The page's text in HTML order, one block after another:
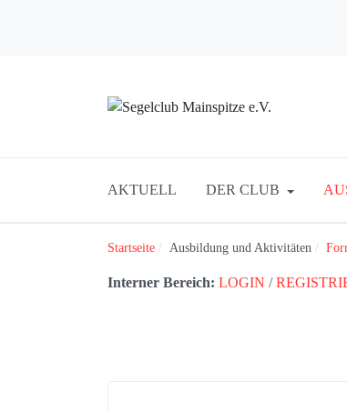
AKTUELL DER CLUB
Startseite Ausbildung und Aktivitäten
Interner Bereich: LOGIN /